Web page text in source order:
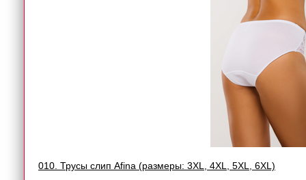
010. Трусы слип Afina (размеры: 3XL, 4XL, 5XL, 6XL)